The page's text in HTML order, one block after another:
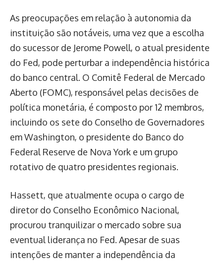
As preocupações em relação à autonomia da
instituição são notáveis, uma vez que a escolha
do sucessor de Jerome Powell, o atual presidente
do Fed, pode perturbar a independência histórica
do banco central. O Comitê Federal de Mercado
Aberto (FOMC), responsável pelas decisões de
política monetária, é composto por 12 membros,
incluindo os sete do Conselho de Governadores
em Washington, o presidente do Banco do
Federal Reserve de Nova York e um grupo
rotativo de quatro presidentes regionais.
Hassett, que atualmente ocupa o cargo de
diretor do Conselho Econômico Nacional,
procurou tranquilizar o mercado sobre sua
eventual liderança no Fed. Apesar de suas
intenções de manter a independência da